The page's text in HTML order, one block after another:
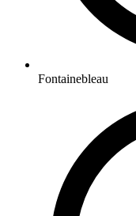
Fontainebleau